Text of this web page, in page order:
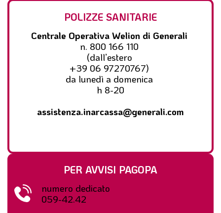
POLIZZE SANITARIE
Centrale Operativa Welion di Generali
n. 800 166 110
(dall’estero
+39 06 97270767)
da lunedì a domenica
h 8-20
assistenza.inarcassa@generali.com
PER AVVISI PAGOPA
numero dedicato
059-42.42